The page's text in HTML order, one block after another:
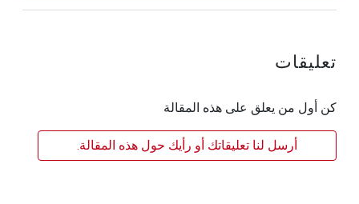
تعليقات
كن أول من يعلق على هذه المقالة
أرسل لنا تعليقاتك أو رأيك حول هذه المقالة.